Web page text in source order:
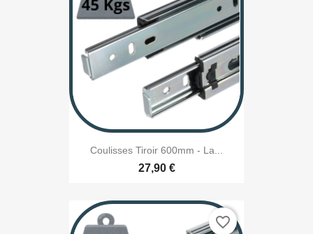
Coulisses Tiroir 600mm - La...
27,90 €
favorite_border